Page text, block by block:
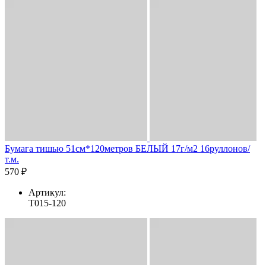
Бумага тишью 51см*120метров БЕЛЫЙ 17г/м2 16руллонов/
т.м.
570 ₽
Артикул:
T015-120